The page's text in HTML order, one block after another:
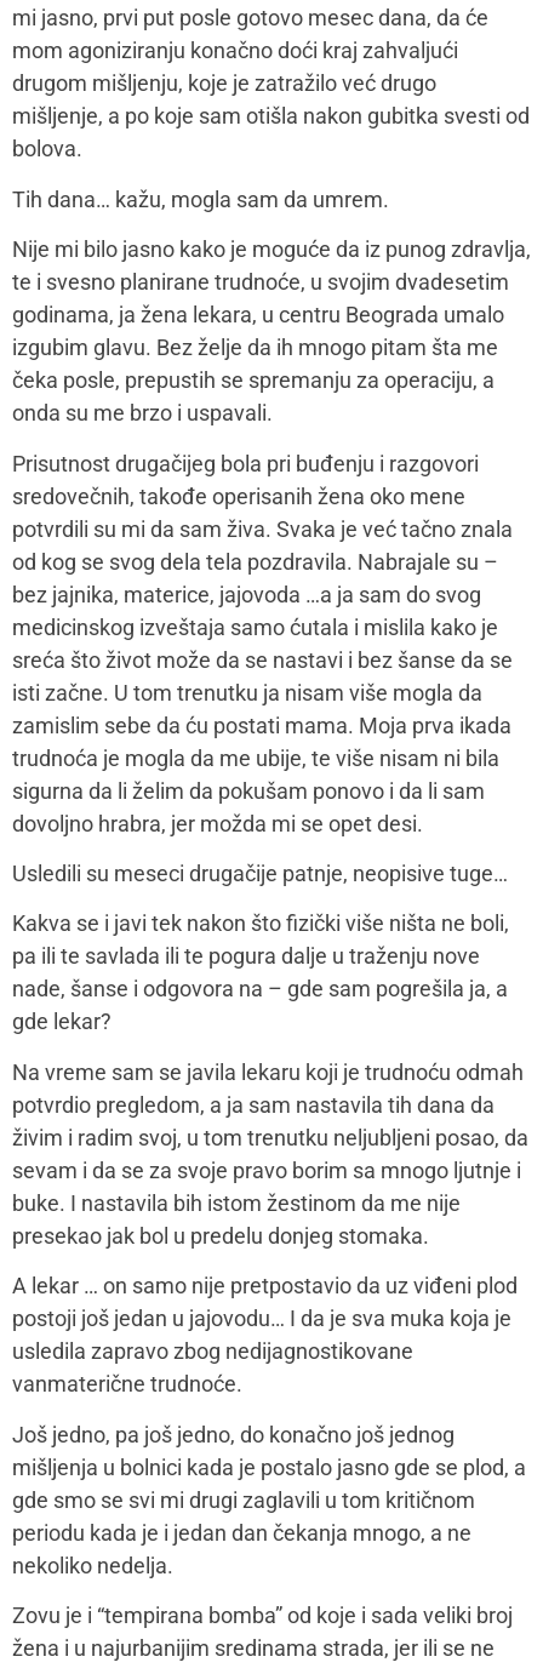
mi jasno, prvi put posle gotovo mesec dana, da će
mom agoniziranju konačno doći kraj zahvaljući
drugom mišljenju, koje je zatražilo već drugo
mišljenje, a po koje sam otišla nakon gubitka svesti od
bolova.
Tih dana… kažu, mogla sam da umrem.
Nije mi bilo jasno kako je moguće da iz punog zdravlja,
te i svesno planirane trudnoće, u svojim dvadesetim
godinama, ja žena lekara, u centru Beograda umalo
izgubim glavu. Bez želje da ih mnogo pitam šta me
čeka posle, prepustih se spremanju za operaciju, a
onda su me brzo i uspavali.
Prisutnost drugačijeg bola pri buđenju i razgovori
sredovečnih, takođe operisanih žena oko mene
potvrdili su mi da sam živa. Svaka je već tačno znala
od kog se svog dela tela pozdravila. Nabrajale su –
bez jajnika, materice, jajovoda …a ja sam do svog
medicinskog izveštaja samo ćutala i mislila kako je
sreća što život može da se nastavi i bez šanse da se
isti začne. U tom trenutku ja nisam više mogla da
zamislim sebe da ću postati mama. Moja prva ikada
trudnoća je mogla da me ubije, te više nisam ni bila
sigurna da li želim da pokušam ponovo i da li sam
dovoljno hrabra, jer možda mi se opet desi.
Usledili su meseci drugačije patnje, neopisive tuge…
Kakva se i javi tek nakon što fizički više ništa ne boli,
pa ili te savlada ili te pogura dalje u traženju nove
nade, šanse i odgovora na – gde sam pogrešila ja, a
gde lekar?
Na vreme sam se javila lekaru koji je trudnoću odmah
potvrdio pregledom, a ja sam nastavila tih dana da
živim i radim svoj, u tom trenutku neljubljeni posao, da
sevam i da se za svoje pravo borim sa mnogo ljutnje i
buke. I nastavila bih istom žestinom da me nije
presekao jak bol u predelu donjeg stomaka.
A lekar … on samo nije pretpostavio da uz viđeni plod
postoji još jedan u jajovodu… I da je sva muka koja je
usledila zapravo zbog nedijagnostikovane
vanmaterične trudnoće.
Još jedno, pa još jedno, do konačno još jednog
mišljenja u bolnici kada je postalo jasno gde se plod, a
gde smo se svi mi drugi zaglavili u tom kritičnom
periodu kada je i jedan dan čekanja mnogo, a ne
nekoliko nedelja.
Zovu je i “tempirana bomba” od koje i sada veliki broj
žena i u najurbanijim sredinama strada, jer ili se ne